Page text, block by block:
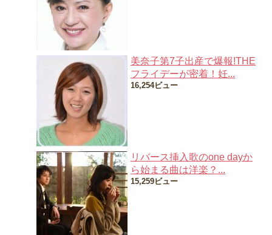
美奈子第7子出産で爆報!THE
フライデーが密着！妊...
16,254ビュー
リバース挿入歌のone dayか
ら始まる曲は洋楽？...
15,259ビュー